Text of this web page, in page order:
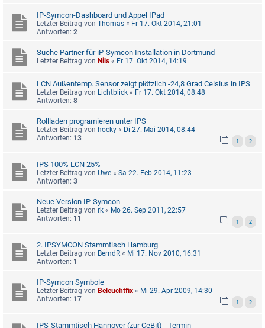
IP-Symcon-Dashboard und Appel IPad
Letzter Beitrag von Thomas « Fr 17. Okt 2014, 21:01
Antworten: 2
Suche Partner für iP-Symcon Installation in Dortmund
Letzter Beitrag von Nils « Fr 17. Okt 2014, 14:19
LCN Außentemp. Sensor zeigt plötzlich -24,8 Grad Celsius in IPS
Letzter Beitrag von Lichtblick « Fr 17. Okt 2014, 08:48
Antworten: 8
Rollladen programieren unter IPS
Letzter Beitrag von hocky « Di 27. Mai 2014, 08:44
Antworten: 13 1 2
IPS 100% LCN 25%
Letzter Beitrag von Uwe « Sa 22. Feb 2014, 11:23
Antworten: 3
Neue Version IP-Symcon
Letzter Beitrag von rk « Mo 26. Sep 2011, 22:57
Antworten: 11 1 2
2. IPSYMCON Stammtisch Hamburg
Letzter Beitrag von BerndR « Mi 17. Nov 2010, 16:31
Antworten: 1
IP-Symcon Symbole
Letzter Beitrag von Beleuchtfix « Mi 29. Apr 2009, 14:30
Antworten: 17 1 2
IPS-Stammtisch Hannover (zur CeBit) - Termin -